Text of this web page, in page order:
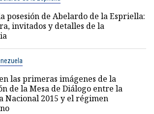
posesión de Abelardo de la Espriella:
invitados y detalles de la
las primeras imágenes de la
de la Mesa de Diálogo entre la
Nacional 2015 y el régimen